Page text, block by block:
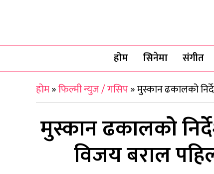
होम सिनेमा संगीत
होम»फिल्मी न्युज / गसिप»मुस्कान ढकालको
मुस्कान ढकालको
विजय बराल